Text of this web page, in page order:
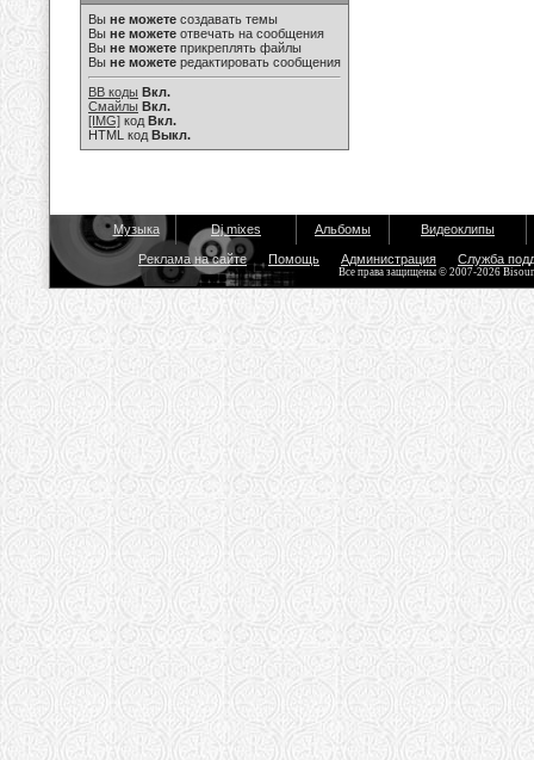
Вы не можете создавать темы
Вы не можете отвечать на сообщения
Вы не можете прикреплять файлы
Вы не можете редактировать сообщения
BB коды Вкл.
Смайлы Вкл.
[IMG] код Вкл.
HTML код Выкл.
Музыка Dj mixes Альбомы Видеоклипы
Реклама на сайте Помощь Администрация Служба
Все права защищены © 2007-2026